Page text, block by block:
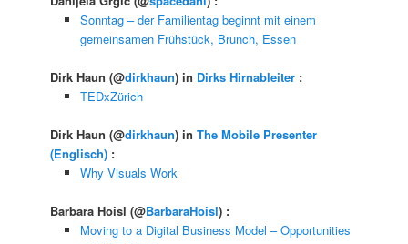
Sonntag – der Familientag beginnt mit einem
gemeinsamen Frühstück, Brunch, Essen
Dirk Haun(@dirkhaun) in Dirks Hirnableiter :
TEDxZürich
Dirk Haun(@dirkhaun) inThe Mobile Presenter
(Englisch) :
Why Visuals Work
Barbara Hoisl(@BarbaraHoisl) :
Moving to a Digital Business Model – Opportunities